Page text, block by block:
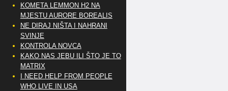
KOMETA LEMMON H2 NA
MJESTU AURORE BOREALIS
NE DIRAJ NIŠTA I NAHRANI
SVINJE
KONTROLA NOVCA
KAKO NAS JEBU ILI ŠTO JE TO
MATRIX
I NEED HELP FROM PEOPLE
WHO LIVE IN USA